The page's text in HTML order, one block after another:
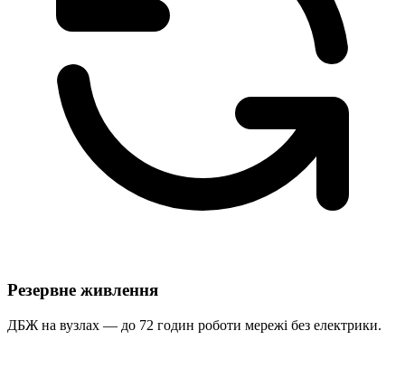
Резервне живлення
ДБЖ на вузлах — до 72 годин роботи мережі без електрики.